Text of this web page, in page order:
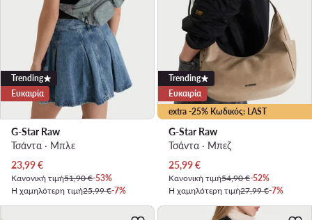
Trending
Ευκαιρία
G-Star Raw
Τσάντα · Μπλε
Τρέχουσα τιμή
23,99€
Κανονική τιμή51,90 €-53%
Η χαμηλότερη τιμή25,99 €-7%
extra -25% Κωδικός: LAST
Trending
Ευκαιρία
G-Star Raw
Τσάντα · Μπεζ
Τρέχουσα τιμή
25,99€
Κανονική τιμή54,90 €-52%
Η χαμηλότερη τιμή27,99 €-7%